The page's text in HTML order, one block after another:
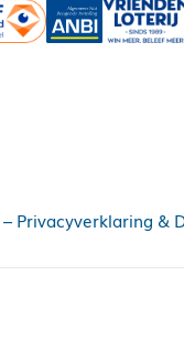
– Privacyverklaring &